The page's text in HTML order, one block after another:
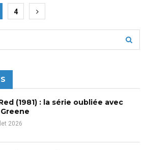
4
C
(1981) : la série oubliée avec
2026